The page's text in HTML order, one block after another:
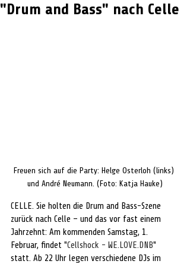
"Drum and Bass" nach Celle
Freuen sich auf die Party: Helge Osterloh (links)
und André Neumann. (Foto: Katja Hauke)
CELLE. Sie holten die Drum and Bass-Szene
zurück nach Celle – und das vor fast einem
Jahrzehnt: Am kommenden Samstag, 1.
Februar, findet "Cellshock - WE.LOVE.DNB"
statt. Ab 22 Uhr legen verschiedene DJs im